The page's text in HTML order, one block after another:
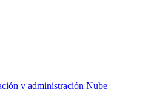
y administración Nube